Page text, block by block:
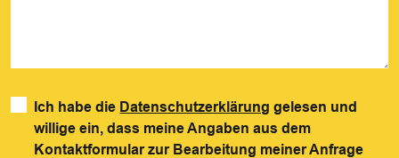
Ich habe die Datenschutzerklärung gelesen und
willige ein, dass meine Angaben aus dem
Kontaktformular zur Bearbeitung meiner Anfrage